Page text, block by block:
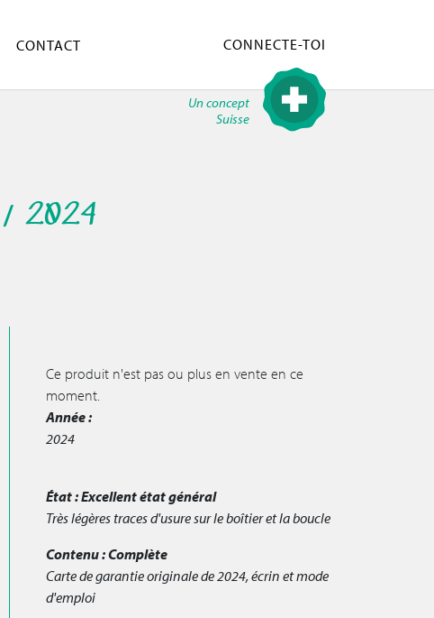
CONTACT CONNECTE-TOI
Un concept
Suisse
/ 2024
Ce produit n'est pas ou plus en vente en ce
moment.
Année :
2024
État :Excellent état général
Très légères traces d'usure sur le boîtier et la boucle
Contenu :Complète
Carte de garantie originale de 2024, écrin et mode
d'emploi